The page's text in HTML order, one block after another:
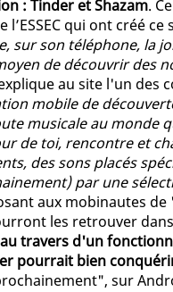
: Tinder et Shazam.
qui ont créé
sur son téléphone, la
de découvrir des
au site l'un des
mobile de
musicale au monde
de toi, rencontre et
des sons placés
par une
aux mobinautes
les retrouver
travers d'un
pourrait bien
sur